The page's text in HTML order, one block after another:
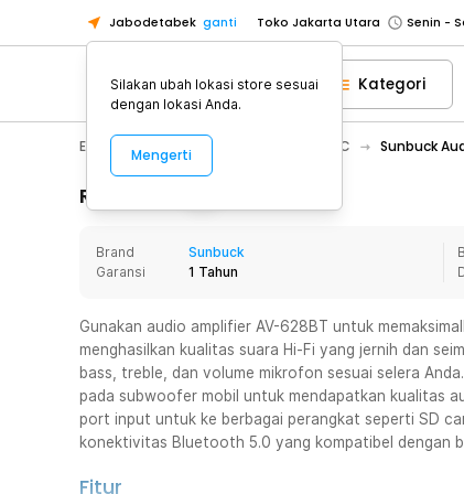
Jabodetabek ganti Toko Jakarta Utara
Toko Tangerang
Toko Cikupa
Pick n Go Jakarta Barat
Pick n Go Bekasi
Senin -
Senin -
Senin -
Senin -
Toko Tangerang
Toko Cikupa
Pick n Go Jakarta Barat
Pick n Go Bekasi
Senin -
Pick n Go Depok
Senin -
Kategori
Electronic Audio Amplifier & DAC Sunbuck
Rincian Produk
Brand
Sunbuck
Garansi
1 Tahun
Gunakan audio amplifier AV-628BT untuk
menghasilkan kualitas suara Hi-Fi yang jernih dan
bass, treble, dan volume mikrofon sesuai selera
pada subwoofer mobil untuk mendapatkan kualitas
port input untuk ke berbagai perangkat seperti SD
konektivitas Bluetooth 5.0 yang kompatibel dengan
Fitur
Silakan ubah lokasi store sesuai
dengan lokasi Anda.
Mengerti